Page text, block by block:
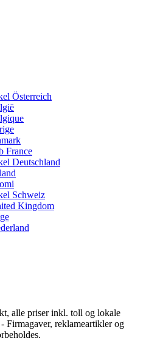
Österreich
France
Deutschland
Schweiz
Kingdom
alle priser inkl. toll og lokale
reklameartikler og